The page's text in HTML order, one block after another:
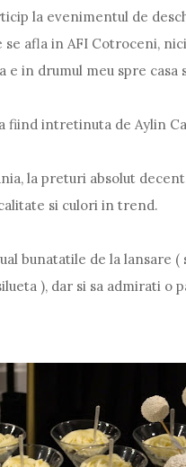
la evenimentul de
afla in AFI Cotroceni,
e in drumul meu spre
fiind intretinuta de Aylin
la preturi absolut
si culori in trend.
bunatatile de la lansare (
), dar si sa admirati o